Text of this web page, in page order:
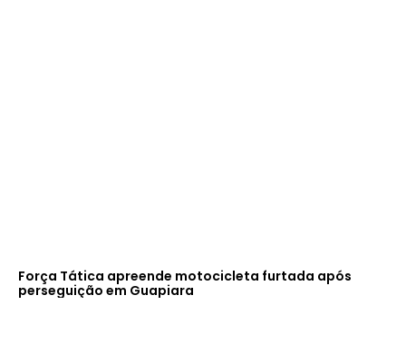
Força Tática apreende motocicleta furtada após
perseguição em Guapiara